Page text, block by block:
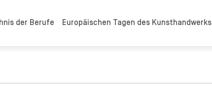
der Berufe Europäischen Tagen des Kunsthandwerks